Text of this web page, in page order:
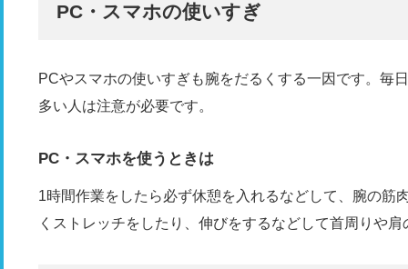
PC・スマホの使いすぎ
PCやスマホの使いすぎも腕をだるくする一因です。毎
多い人は注意が必要です。
PC・スマホを使うときは
1時間作業をしたら必ず休憩を入れるなどして、腕の筋
くストレッチをしたり、伸びをするなどして首周りや